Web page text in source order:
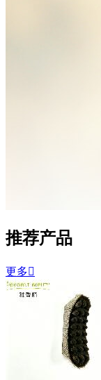
推荐产品
更多